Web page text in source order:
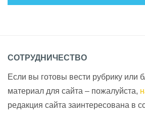
СОТРУДНИЧЕСТВО
Если вы готовы вести рубрику или
материал для сайта – пожалуйста,
редакция сайта заинтересована в